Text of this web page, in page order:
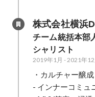
株式会社横浜
チーム統括本部
シャリスト
2019年1月 -2021年12
・カルチャー醸成
- インナーコミュ